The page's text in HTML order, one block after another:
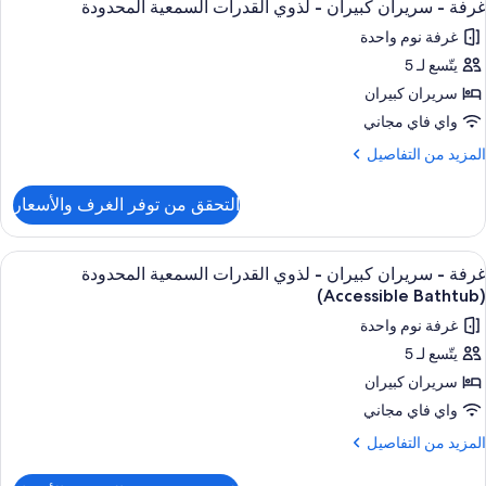
كبيران
جميع
صور
غرفة
-
سريران
كبيران
القدرات
السمعية
المحدودة
غرفة - سريران كبيران - لذوي القدرات السمعية المحدودة
غرفة نوم واحدة
يتّسع لـ 5
سريران كبيران
واي فاي مجاني
المزيد من التفاصيل
المزيد
غرفة
سريران
كبيران
-
لذوي
القدرات
السمعية
المحدودة
التحقق من توفر الغرف والأسعار
استعراض
جميع
صور
غرفة
-
سريران
كبيران
-
ملاءات للفراش لا تسبب الحساسية
2
غرفة - سريران كبيران - لذوي القدرات السمعية المحدودة
(Accessible Bathtub)
غرفة نوم واحدة
يتّسع لـ 5
سريران كبيران
واي فاي مجاني
المزيد من التفاصيل
المزيد